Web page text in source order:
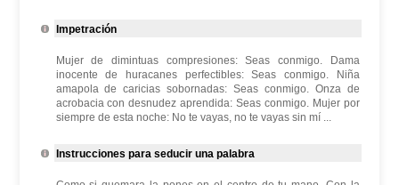
Impetración
Mujer de dimintuas compresiones: Seas conmigo. Dama
inocente de huracanes perfectibles: Seas conmigo. Niña
amapola de caricias sobornadas: Seas conmigo. Onza de
acrobacia con desnudez aprendida: Seas conmigo. Mujer por
siempre de esta noche: No te vayas, no te vayas sin mí ...
Instrucciones para seducir una palabra